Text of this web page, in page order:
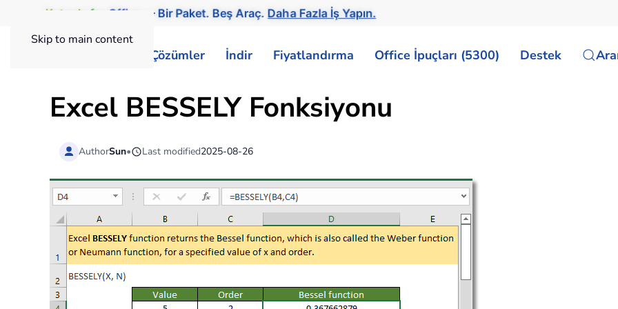
Skip to main content
Kutools for Office — Bir Paket. Beş Araç. Daha Fazla İş Yapın.
Çözümler İndir Fiyatlandırma Office İpuçları (5300) Destek
Excel BESSELY Fonksiyonu
AuthorSun• Last modified2025-08-26